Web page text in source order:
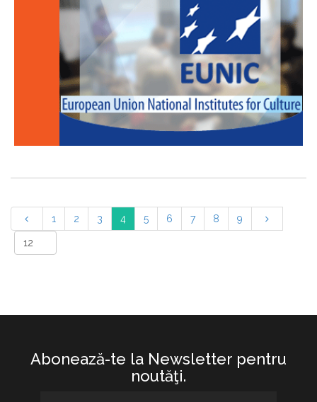
1 2 3 4 5 6 7 8 9
Abonează-te la Newsletter pentru
noutăţi.